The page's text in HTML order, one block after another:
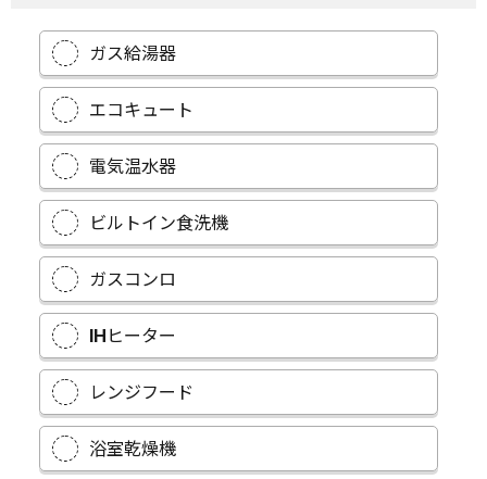
ガス給湯器
エコキュート
電気温水器
ビルトイン食洗機
ガスコンロ
IHヒーター
レンジフード
浴室乾燥機